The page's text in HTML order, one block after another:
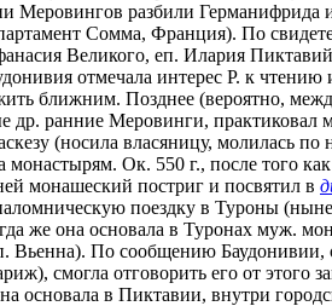
разбили Германифрида
Сомма, Франция). По
Великого, еп. Илария
отмечала интерес Р. к
ближним. Позднее (вероятно,
др. ранние Меровинги, практиковал
(носила власяницу, молилась
Ок. 550 г., после того
монашеский постриг и посвятил в
поездку в Туроны
же она основала в Туронах муж.
Вьенна). По сообщению Баудонивии,
смогла отговорить его от этого
основала в Пиктавии, внутри